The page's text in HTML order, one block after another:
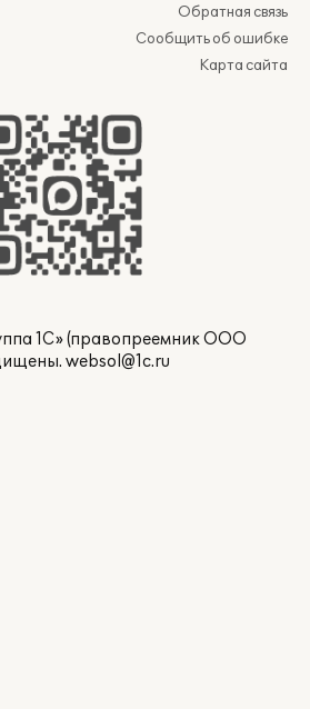
Обратная связь
Сообщить об ошибке
Карта сайта
1С» (правопреемник ООО
websol@1c.ru